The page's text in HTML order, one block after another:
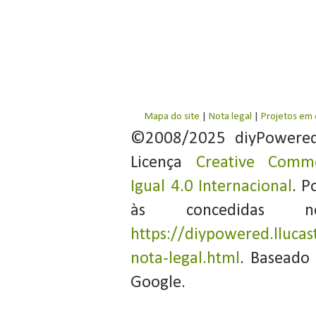
Mapa do site Nota legal Projetos em
©2008/2025
Licença Creative
Igual 4.0 Internacional .
às concedidas
https://
nota-legal.html .
Google.